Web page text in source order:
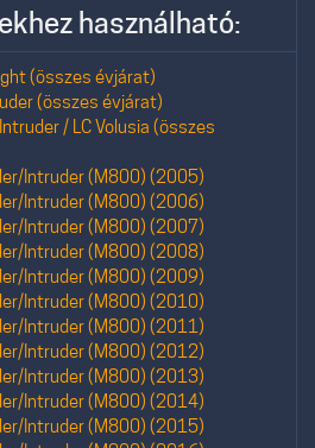
használható:
(összes évjárat)
(összes évjárat)
/ LC Volusia (összes
Intruder (M800) (2005)
Intruder (M800) (2006)
Intruder (M800) (2007)
Intruder (M800) (2008)
Intruder (M800) (2009)
Intruder (M800) (2010)
Intruder (M800) (2011)
Intruder (M800) (2012)
Intruder (M800) (2013)
Intruder (M800) (2014)
Intruder (M800) (2015)